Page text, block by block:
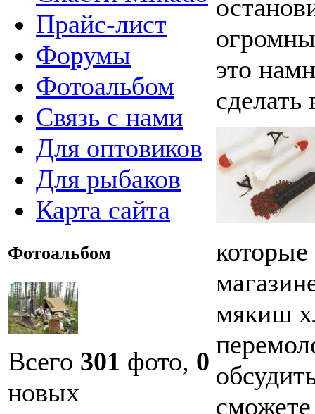
Прайс-лист
Форумы
Фотоальбом
Связь с нами
Для оптовиков
Для рыбаков
Карта сайта
Фотоальбом
Всего 301 фото, 0
новых
это
мякиш